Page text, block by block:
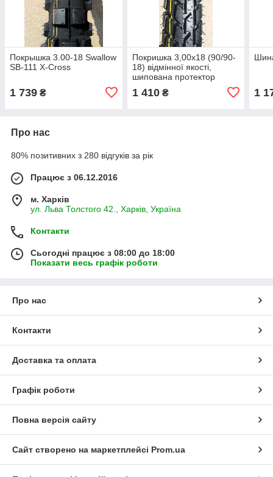
Покрышка 3.00-18 Swallow
SB-111 X-Cross
1 739 ₴
Покришка 3,00х18 (90/90-
18) відмінної якості,
шипована протектор
1 410₴ 1
Про нас
80% позитивних з 280 відгуків за рік
Працює з 06.12.2016
м. Харків
ул. Льва Толстого 42., Харків, Україна
Контакти
Сьогодні працює з 08:00 до 18:00
Показати весь графік роботи
Про нас
Контакти
Доставка та оплата
Графік роботи
Повна версія сайту
Сайт створено на маркетплейсі Prom.ua